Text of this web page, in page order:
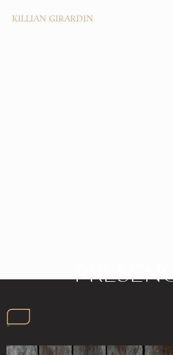
KILLIAN GIRARDIN